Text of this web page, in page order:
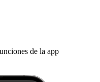
de la app